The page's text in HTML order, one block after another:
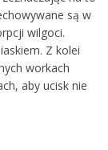
są w
wilgoci.
Z kolei
workach
aby ucisk nie